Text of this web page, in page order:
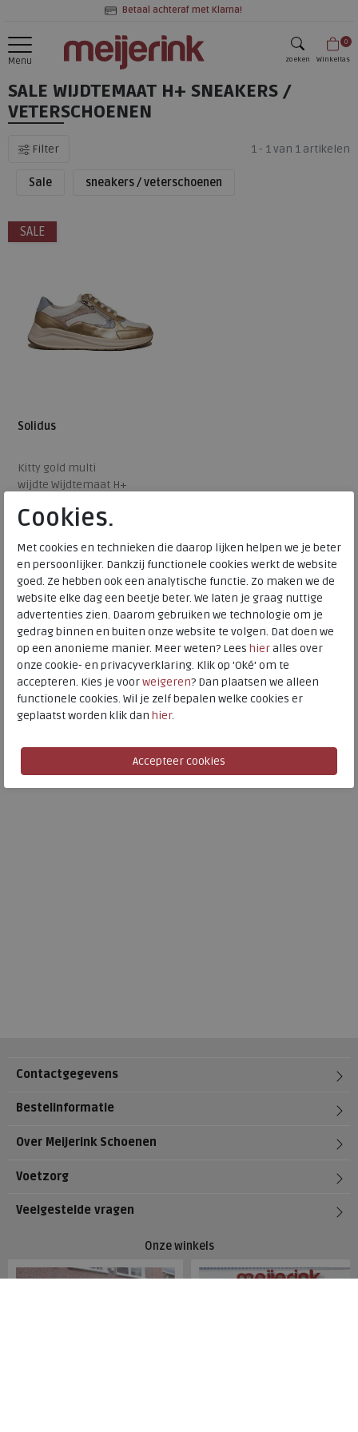
Betaal achteraf met Klarna!
Menu zoeken
0
Winkeltas
SALE WIJDTEMAAT H+ SNEAKERS /
VETERSCHOENEN
Filter 1 - 1 van 1 artikelen
Sale sneakers / veterschoenen
SALE
Solidus
Kitty gold multi
wijdte Wijdtemaat H+
€ 204,95
€ 143,47
Beschikbare maten
4,5 6 7 8
Contactgegevens
Bestelinformatie
Over Meijerink Schoenen
Voetzorg
Veelgestelde vragen
Onze winkels
Cookies.
Met cookies en technieken die daarop lijken helpen we je beter
en persoonlijker. Dankzij functionele cookies werkt de website
goed. Ze hebben ook een analytische functie. Zo maken we de
website elke dag een beetje beter. We laten je graag nuttige
advertenties zien. Daarom gebruiken we technologie om je
gedrag binnen en buiten onze website te volgen. Dat doen we
op een anonieme manier. Meer weten? Lees hieralles over
onze cookie- en privacyverklaring. Klik op 'Oké' om te
accepteren. Kies je voorweigeren? Dan plaatsen we alleen
functionele cookies. Wil je zelf bepalen welke cookies er
geplaatst worden klik dan hier.